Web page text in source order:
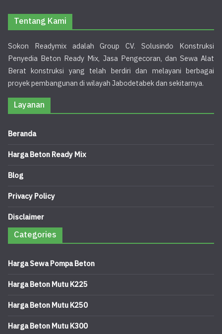
Tentang Kami
Sokon Readymix adalah Group CV. Solusindo Konstruksi
Penyedia Beton Ready Mix, Jasa Pengecoran, dan Sewa Alat
Berat konstruksi yang telah berdiri dan melayani berbagai
proyek pembangunan di wilayah Jabodetabek dan sekitarnya.
Layanan
Beranda
Harga Beton Ready Mix
Blog
Privacy Policy
Disclaimer
Categories
Harga Sewa Pompa Beton
Harga Beton Mutu K225
Harga Beton Mutu K250
Harga Beton Mutu K300